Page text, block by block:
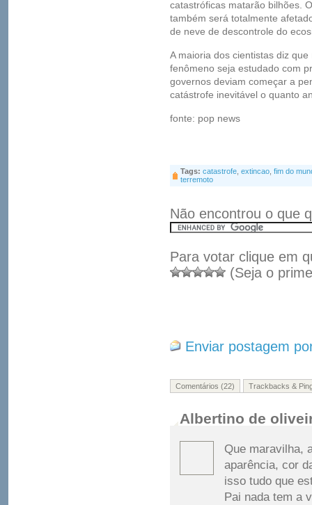
catastróficas matarão bilhões.
também será totalmente
de neve de descontrole do
A maioria dos cientistas diz
fenômeno seja estudado com
governos deviam começar a
catástrofe inevitável o quanto
fonte: pop news
Tags: catastrofe extincao fim do
terremoto
Não encontrou o que
Para votar clique em
(Seja o
Enviar postagem
Comentários (22) Trackbacks &
Albertino de
Que maravilha,
aparência, cor
isso tudo que
Pai nada tem a